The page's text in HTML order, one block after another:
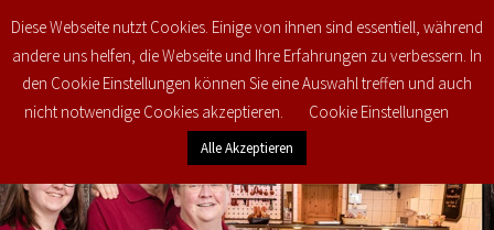
€0,00 0
Diese Webseite nutzt Cookies. Einige von ihnen sind essentiell, während
andere uns helfen, die Webseite und Ihre Erfahrungen zu verbessern. In
den Cookie Einstellungen können Sie eine Auswahl treffen und auch
nicht notwendige Cookies akzeptieren.
Cookie Einstellungen
Alle Akzeptieren